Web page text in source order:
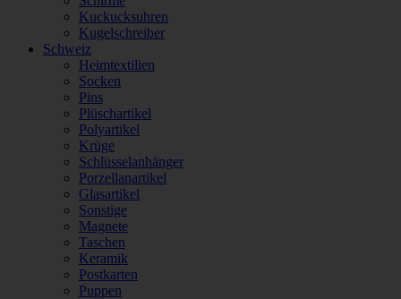
Kuckucksuhren
Kugelschreiber
Schweiz
Heimtextilien
Socken
Pins
Plüschartikel
Polyartikel
Krüge
Schlüsselanhänger
Porzellanartikel
Glasartikel
Sonstige
Magnete
Taschen
Keramik
Postkarten
Puppen